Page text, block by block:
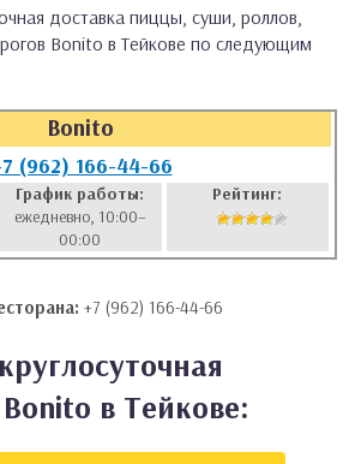
доставка пиццы, суши, роллов,
Bonito в Тейкове по следующим
Bonito
(962) 166-44-66
График работы:
ежедневно, 10:00–
00:00
Рейтинг:
+7 (962) 166-44-66
в Тейкове: